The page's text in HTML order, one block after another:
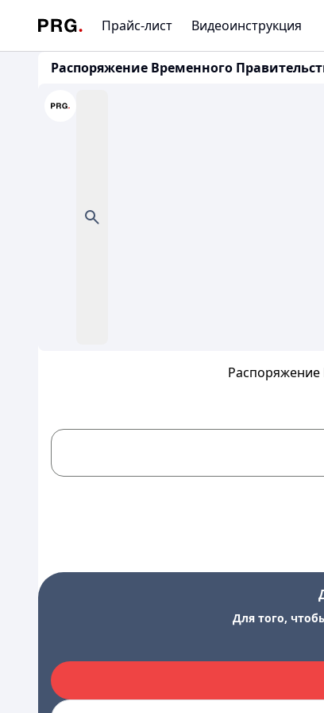
Прайс-лист Видеоинструкция
Распоряжение Временного
Распоряжение
Для того,